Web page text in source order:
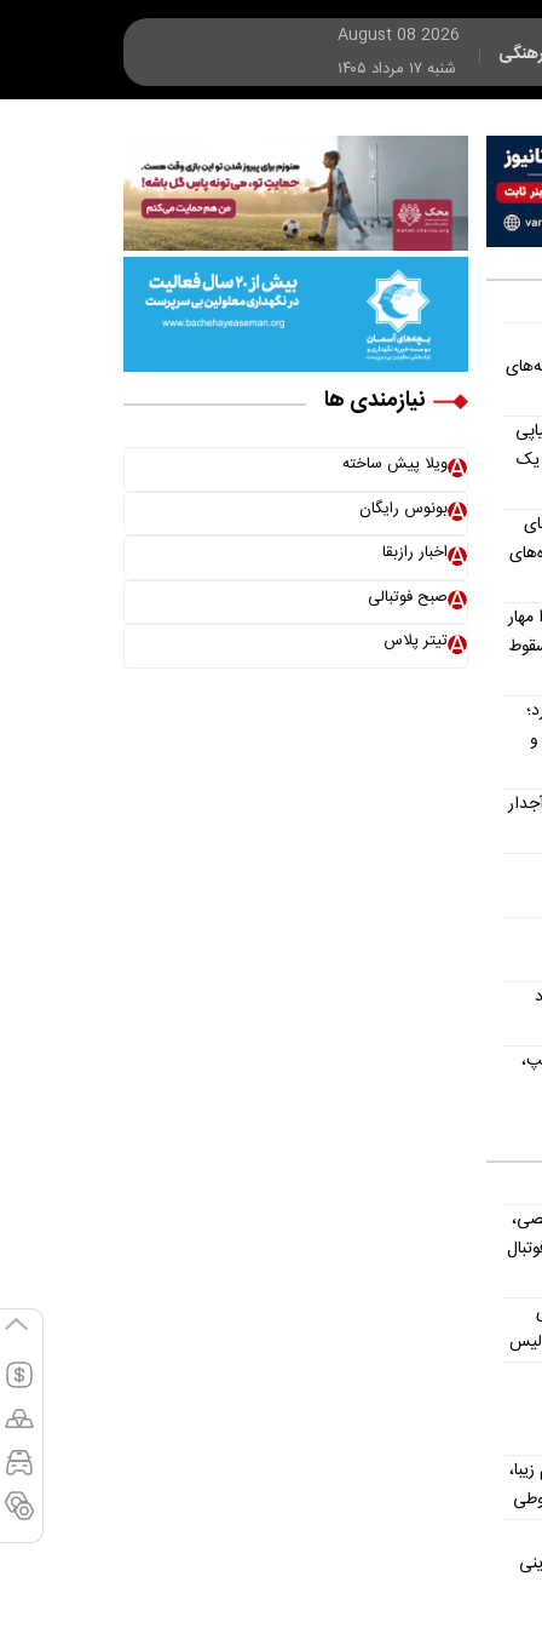
|
August 08 2026
شنبه ۱۷ مرداد ۱۴۰۵
۵ بار پیاپی
یک
سقوط
۳۰۰ اسم زیبا،
نیازمندی ها
ویلا پیش ساخته
بونوس رایگان
اخبار رازبقا
صبح فوتبالی
تیتر پلاس